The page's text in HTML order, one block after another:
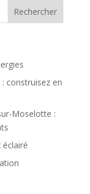
construisez en
Moselotte :
éclairé